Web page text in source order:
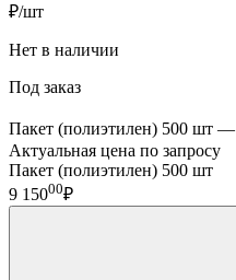
₽/шт
Нет в наличии
Под заказ
Пакет (полиэтилен) 500 шт —
Актуальная цена по запросу
Пакет (полиэтилен) 500 шт
9 15000₽